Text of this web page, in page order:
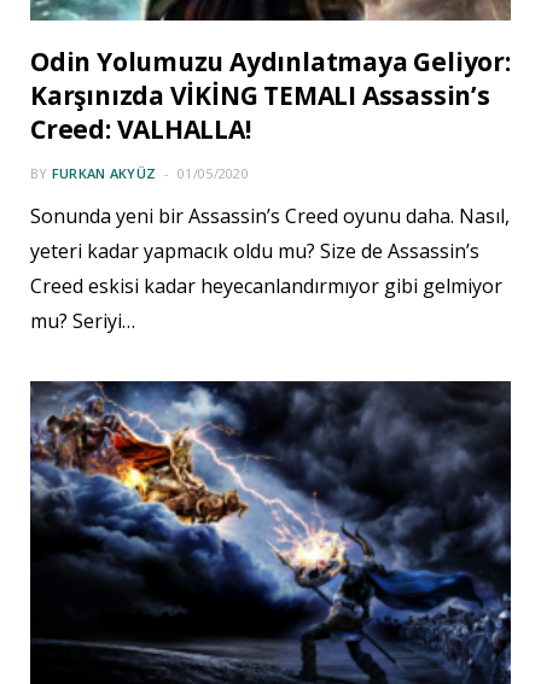
Odin Yolumuzu Aydınlatmaya Geliyor:
Karşınızda VİKİNG TEMALI Assassin’s
Creed: VALHALLA!
BY FURKAN AKYÜZ 01/05/2020
Sonunda yeni bir Assassin’s Creed oyunu daha. Nasıl,
yeteri kadar yapmacık oldu mu? Size de Assassin’s
Creed eskisi kadar heyecanlandırmıyor gibi gelmiyor
mu? Seriyi…